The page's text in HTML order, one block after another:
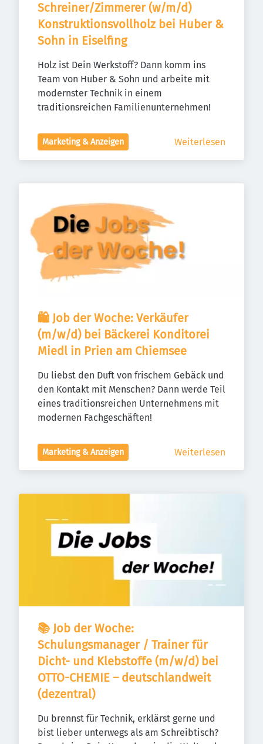
Schreiner/Zimmerer (w/m/d)
Konstruktionsvollholz bei Huber &
Sohn in Eiselfing
Holz ist Dein Werkstoff? Dann komm ins
Team von Huber & Sohn und arbeite mit
modernster Technik in einem
traditionsreichen Familienunternehmen!
Marketing & Anzeigen Weiterlesen
🛍️ Job der Woche: Verkäufer
(m/w/d) bei Bäckerei Konditorei
Miedl in Prien am Chiemsee
Du liebst den Duft von frischem Gebäck und
den Kontakt mit Menschen? Dann werde Teil
eines traditionsreichen Unternehmens mit
modernen Fachgeschäften!
Marketing & Anzeigen Weiterlesen
📚 Job der Woche:
Schulungsmanager / Trainer für
Dicht- und Klebstoffe (m/w/d) bei
OTTO-CHEMIE – deutschlandweit
(dezentral)
Du brennst für Technik, erklärst gerne und
bist lieber unterwegs als am Schreibtisch?